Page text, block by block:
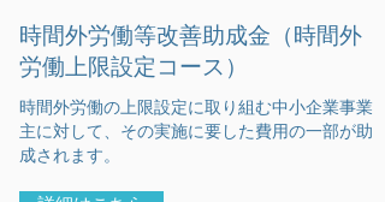
時間外労働等改善助成金（時間外
労働上限設定コース）
時間外労働の上限設定に取り組む中小企業事業
主に対して、その実施に要した費用の一部が助
成されます。